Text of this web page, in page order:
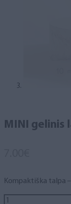
MINI gelinis
Kompaktiška talpa
produkto